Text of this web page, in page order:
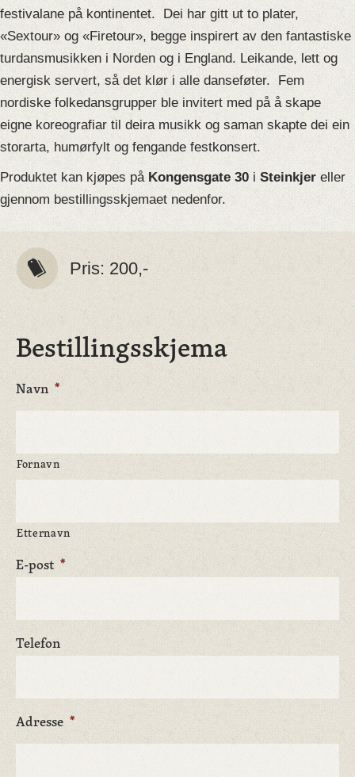
festivalane på kontinentet. Dei har gitt ut to plater,
«Sextour» og «Firetour», begge inspirert av den fantastiske
turdansmusikken i Norden og i England. Leikande, lett og
energisk servert, så det klør i alle danseføter. Fem
nordiske folkedansgrupper ble invitert med på å skape
eigne koreografiar til deira musikk og saman skapte dei ein
storarta, humørfylt og fengande festkonsert.
Produktet kan kjøpes på Kongensgate 30 i Steinkjer eller
gjennom bestillingsskjemaet nedenfor.
Pris: 200,-
Bestillingsskjema
Navn *
Fornavn
Etternavn
E-post *
Telefon
Adresse *